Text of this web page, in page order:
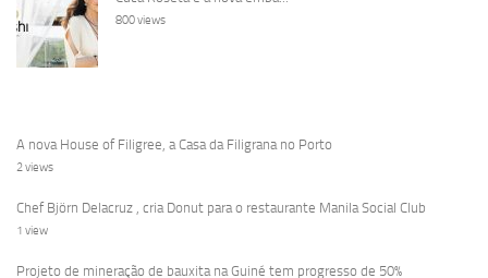
800 views
A nova House of Filigree, a Casa da Filigrana no Porto
2 views
Chef Björn Delacruz , cria Donut para o restaurante Manila Social Club
1 view
Projeto de mineração de bauxita na Guiné tem progresso de 50%